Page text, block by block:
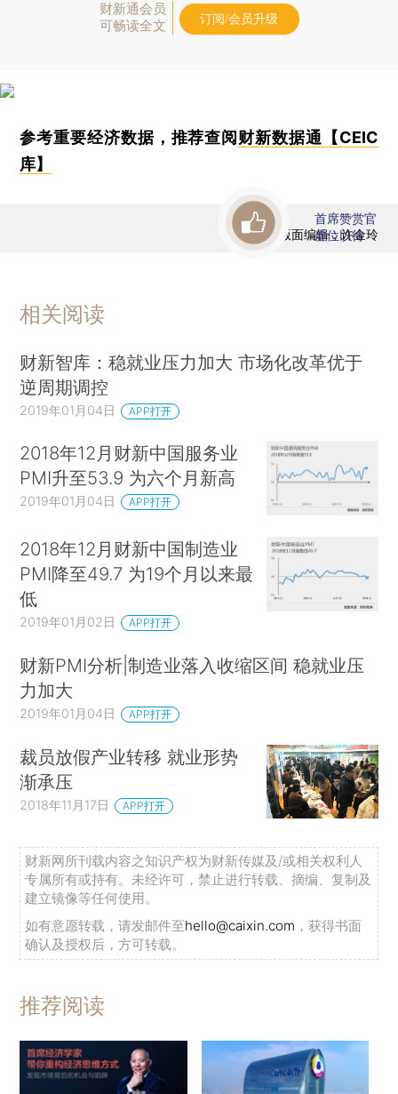
财新通会员
可畅读全文
订阅/会员升级
参考重要经济数据，推荐查阅 财新数据通【CEIC
库】
版面编辑：许金玲
首席赞赏官
虚位以待
相关阅读
财新智库：稳就业压力加大 市场化改革优于
逆周期调控
2019年01月04日 APP打开
2018年12月财新中国服务业
PMI升至53.9 为六个月新高
2019年01月04日 APP打开
2018年12月财新中国制造业
PMI降至49.7 为19个月以来最
低
2019年01月02日 APP打开
财新PMI分析|制造业落入收缩区间 稳就业压
力加大
2019年01月04日 APP打开
裁员放假产业转移 就业形势
渐承压
2018年11月17日 APP打开
财新网所刊载内容之知识产权为财新传媒及/或相关权利人
专属所有或持有。未经许可，禁止进行转载、摘编、复制及
建立镜像等任何使用。
如有意愿转载，请发邮件至hello@caixin.com ，获得书面
确认及授权后，方可转载。
推荐阅读